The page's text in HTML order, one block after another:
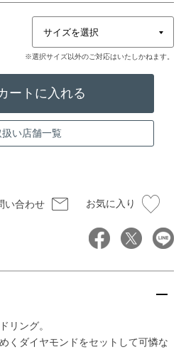
※選択サイズ以外のご対応はいたしかねます。
扱い店舗一覧
い合わせ お気に入り
リング。
くダイヤモンドをセットして可憐な